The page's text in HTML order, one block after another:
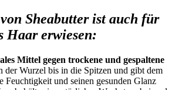
Sheabutter ist auch für
Haar erwiesen:
Mittel gegen trockene und gespaltene
Wurzel bis in die Spitzen und gibt dem
Feuchtigkeit und seinen gesunden Glanz